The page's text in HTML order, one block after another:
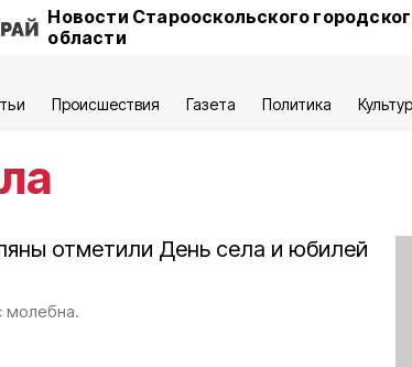
Новости Старооскольского
области
Происшествия Газета Политика
отметили День села и юбилей
молебна.